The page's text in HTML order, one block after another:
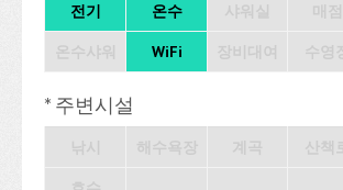
전기 온수
WiFi
* 주변시설